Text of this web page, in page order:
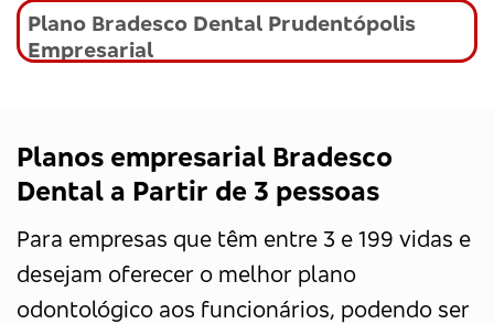
Plano Bradesco Dental Prudentópolis
Empresarial
Planos empresarial Bradesco
Dental a Partir de 3 pessoas
Para empresas que têm entre 3 e 199 vidas e
desejam oferecer o melhor plano
odontológico aos funcionários, podendo ser